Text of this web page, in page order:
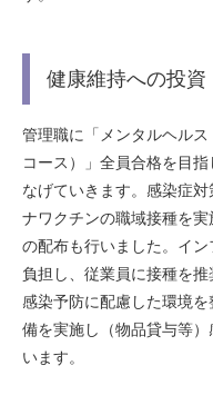
健康維持への投資
管理職に「メンタルヘル
コース）」全員合格を目
なげていきます。感染症
ナワクチンの職域接種を
の配布も行いました。イ
負担し、従業員に接種を
感染予防に配慮した環境
備を実施し（物品貸与等
います。